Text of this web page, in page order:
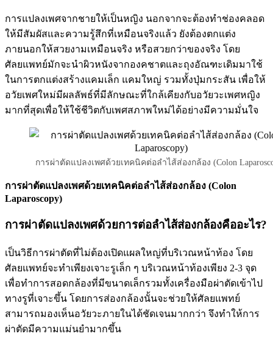
การแปลงเพศจากชายให้เป็นหญิง นอกจากจะต้องทำช่องคลอด
ให้มีสัมผัสและความรู้สึกที่เหมือนจริงแล้ว ยังต้องตกแต่ง
ภายนอกให้สวยงามเหมือนจริง หรือสวยกว่าของจริง โดย
ศัลยแพทย์มักจะนำผิวหนังจากองคชาตและถุงอัณฑะเดิมมาใช้
ในการตกแต่งสร้างแคมเล็ก แคมใหญ่ รวมทั้งปุ่มกระสัน เพื่อให้
อวัยเพศใหม่มีผลลัพธ์ที่มีลักษณะที่ใกล้เคียงกับอวัยวะเพศหญิง
มากที่สุดเพื่อให้ใช้ชีวิตกับเพศสภาพใหม่ได้อย่างมีความมั่นใจ
การผ่าตัดแปลงเพศด้วยเทคนิคต่อลำไส้ส่องกล้อง (Colon
การผ่าตัดแปลงเพศด้วยเทคนิคต่อลำไส้ส่องกล้อง (Colon
Laparoscopy)
การผ่าตัดแปลงเพศด้วยการต่อลำไส้ส่องกล้องคืออะไร?
เป็นวิธีการผ่าตัดที่ไม่ต้องเปิดแผลใหญ่ที่บริเวณหน้าท้อง โดย
ศัลยแพทย์จะทำเพียงเจาะรูเล็ก ๆ บริเวณหน้าท้องเพียง 2-3 จุด
เพื่อทำการสอดกล้องที่มีขนาดเล็กรวมทั้งเครื่องมือผ่าตัดเข้าไป
ทางรูที่เจาะขึ้น โดยการส่องกล้องนั้นจะช่วยให้ศัลยแพทย์
สามารถมองเห็นอวัยวะภายในได้ชัดเจนมากกว่า จึงทำให้การ
ผ่าตัดมีความแม่นยำมากขึ้น